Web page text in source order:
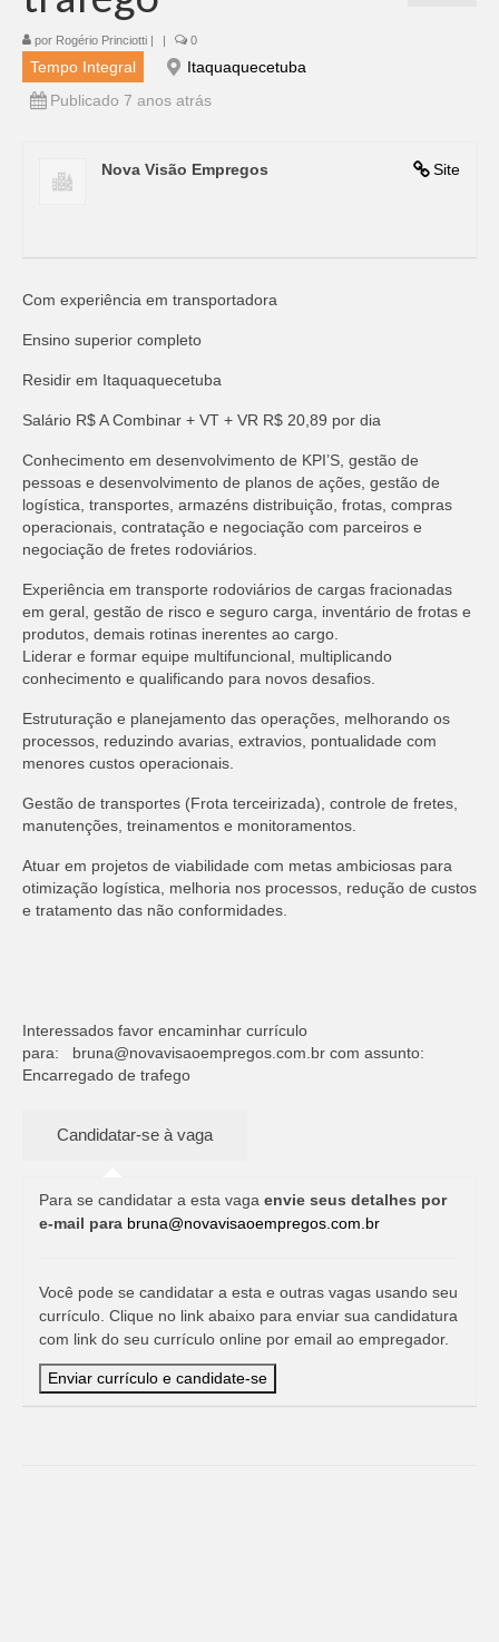
por Rogério Princiotti | | 0
Tempo Integral
Itaquaquecetuba
Publicado 7 anos atrás
Site
Nova Visão Empregos
Com experiência em transportadora
Ensino superior completo
Residir em Itaquaquecetuba
Salário R$ A Combinar + VT + VR R$ 20,89 por dia
Conhecimento em desenvolvimento de KPI’S, gestão de
pessoas e desenvolvimento de planos de ações, gestão de
logística, transportes, armazéns distribuição, frotas, compras
operacionais, contratação e negociação com parceiros e
negociação de fretes rodoviários.
Experiência em transporte rodoviários de cargas fracionadas
em geral, gestão de risco e seguro carga, inventário de frotas e
produtos, demais rotinas inerentes ao cargo.
Liderar e formar equipe multifuncional, multiplicando
conhecimento e qualificando para novos desafios.
Estruturação e planejamento das operações, melhorando os
processos, reduzindo avarias, extravios, pontualidade com
menores custos operacionais.
Gestão de transportes (Frota terceirizada), controle de fretes,
manutenções, treinamentos e monitoramentos.
Atuar em projetos de viabilidade com metas ambiciosas para
otimização logística, melhoria nos processos, redução de custos
e tratamento das não conformidades.
Interessados favor encaminhar currículo
para: bruna@novavisaoempregos.com.br com assunto:
Encarregado de trafego
Para se candidatar a esta vaga envie seus detalhes por
e-mail para bruna@novavisaoempregos.com.br
Você pode se candidatar a esta e outras vagas usando seu
currículo. Clique no link abaixo para enviar sua candidatura
com link do seu currículo online por email ao empregador.